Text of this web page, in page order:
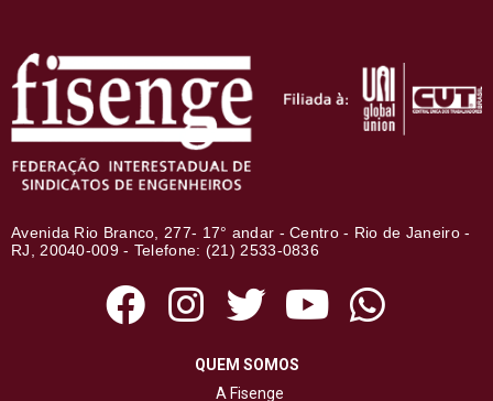
Avenida Rio Branco, 277- 17° andar - Centro - Rio de Janeiro -
RJ, 20040-009 - Telefone: (21) 2533-0836
QUEM SOMOS
A Fisenge